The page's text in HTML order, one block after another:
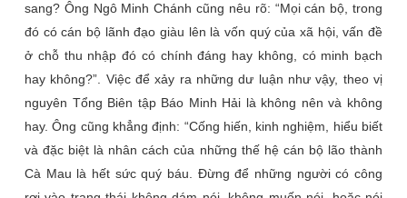
sang? Ông Ngô Minh Chánh cũng nêu rõ: “Mọi cán bộ, trong
đó có cán bộ lãnh đạo giàu lên là vốn quý của xã hội, vấn đề
ở chỗ thu nhập đó có chính đáng hay không, có minh bạch
hay không?”. Việc để xảy ra những dư luận như vậy, theo vị
nguyên Tổng Biên tập Báo Minh Hải là không nên và không
hay. Ông cũng khẳng định: “Cống hiến, kinh nghiệm, hiểu biết
và đặc biệt là nhân cách của những thế hệ cán bộ lão thành
Cà Mau là hết sức quý báu. Đừng để những người có công